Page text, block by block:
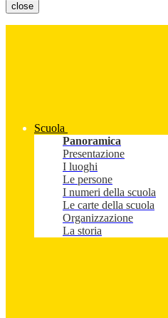
close
Scuola
Panoramica
Presentazione
I luoghi
Le persone
I numeri della scuola
Le carte della scuola
Organizzazione
La storia